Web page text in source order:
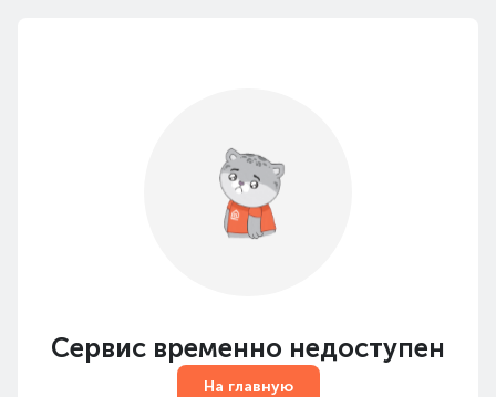
Сервис временно недоступен
На главную